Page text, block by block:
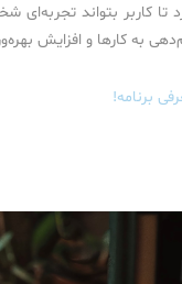
تا کاربر بتواند
به کارها و افزایش
برنامه!